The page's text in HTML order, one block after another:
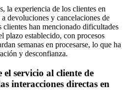
la experiencia de los clientes en
devoluciones y cancelaciones de
han mencionado dificultades
plazo establecido, con procesos
semanas en procesarse, lo que ha
y desconfianza.
el servicio al cliente de
interacciones directas en